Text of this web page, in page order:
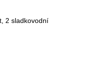
2 sladkovodní